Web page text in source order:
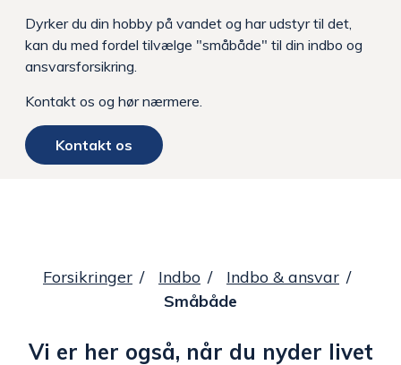
Dyrker du din hobby på vandet og har udstyr til det,
kan du med fordel tilvælge "småbåde" til din indbo og
ansvarsforsikring.
Kontakt os og hør nærmere.
Kontakt os
Forsikringer Indbo
Indbo & ansvar
Småbåde
Vi er her også, når du nyder livet